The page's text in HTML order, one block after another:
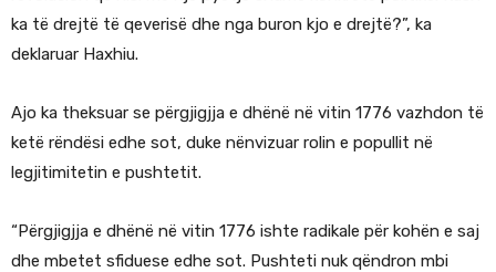
ka të drejtë të qeverisë dhe nga buron kjo e drejtë?”, ka
deklaruar Haxhiu.
Ajo ka theksuar se përgjigjja e dhënë në vitin 1776 vazhdon të
ketë rëndësi edhe sot, duke nënvizuar rolin e popullit në
legjitimitetin e pushtetit.
“Përgjigjja e dhënë në vitin 1776 ishte radikale për kohën e saj
dhe mbetet sfiduese edhe sot. Pushteti nuk qëndron mbi